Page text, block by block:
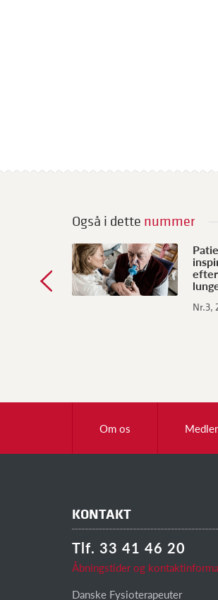
Også i dette nummer
Nr.3,
Om os
KONTAKT
Tlf. 33 41 46 20
Åbningstider og
Danske Fysioterapeuter